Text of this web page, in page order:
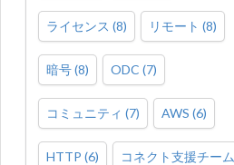
ライセンス (8) リモート (8)
暗号(8) ODC (7)
コミュニティ (7) AWS (6)
HTTP (6) コネクト支援チーム